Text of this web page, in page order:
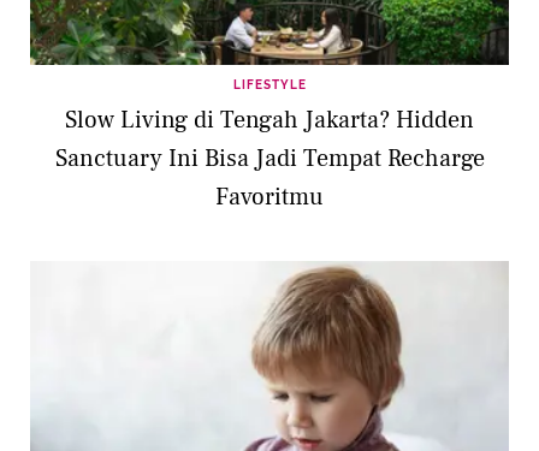
LIFESTYLE
Slow Living di Tengah Jakarta? Hidden
Sanctuary Ini Bisa Jadi Tempat Recharge
Favoritmu